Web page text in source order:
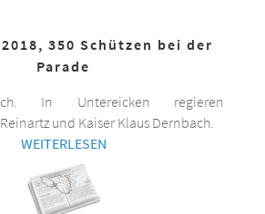
350 Schützen bei der
Parade
In Untereicken regieren
und Kaiser Klaus Dernbach.
WEITERLESEN